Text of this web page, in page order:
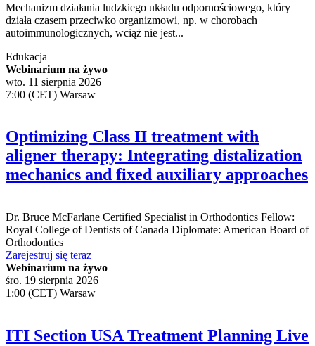
Mechanizm działania ludzkiego układu odpornościowego, który
działa czasem przeciwko organizmowi, np. w chorobach
autoimmunologicznych, wciąż nie jest...
Edukacja
Webinarium na żywo
wto. 11 sierpnia 2026
7:00 (CET) Warsaw
Optimizing Class II treatment with
aligner therapy: Integrating distalization
mechanics and fixed auxiliary approaches
Dr. Bruce McFarlane Certified Specialist in Orthodontics Fellow:
Royal College of Dentists of Canada Diplomate: American Board of
Orthodontics
Zarejestruj się teraz
Webinarium na żywo
śro. 19 sierpnia 2026
1:00 (CET) Warsaw
ITI Section USA Treatment Planning Live